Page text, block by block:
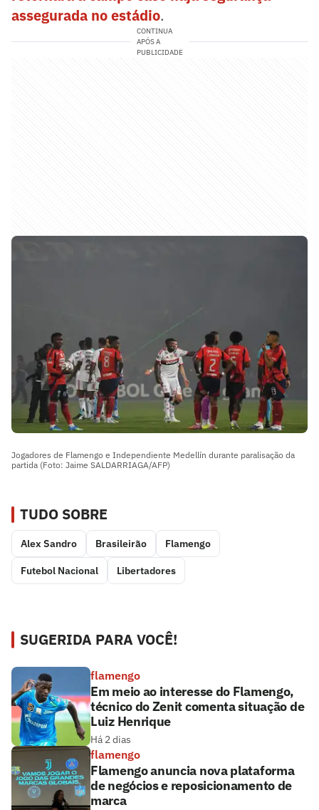
assegurada no estádio.
CONTINUA
APÓS A
PUBLICIDADE
Jogadores de Flamengo e Independiente Medellín durante paralisação da
partida (Foto: Jaime SALDARRIAGA/AFP)
TUDO SOBRE
Alex Sandro Brasileirão Flamengo
Futebol Nacional Libertadores
SUGERIDA PARA VOCÊ!
flamengo
Em meio ao interesse do Flamengo,
técnico do Zenit comenta situação de
Luiz Henrique
Há 2 dias
flamengo
Flamengo anuncia nova plataforma
de negócios e reposicionamento de
marca